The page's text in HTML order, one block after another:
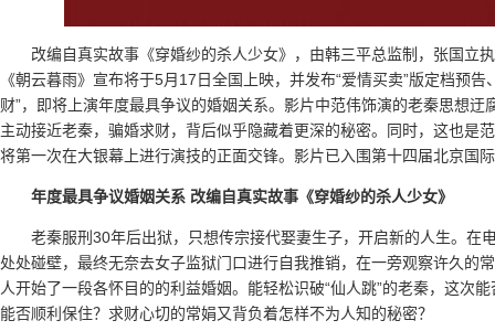
改编自真实故事《穿婚纱的杀人少女》，由韩三平总监制，张国立
《朝云暮雨》宣布将于5月17日全国上映，并发布“爱情买卖”版定档预
财”，即将上演年度最具争议的婚姻关系。影片中范伟饰演的老秦思想
主动接近老秦，骗婚求财，背后似乎隐藏着更深的秘密。同时，这也是
将第一次在大银幕上进行演技的正面交锋。影片已入围第十四届北京国
年度最具争议婚姻关系 改编自真实故事《穿婚纱的杀人少女》
老秦服刑30年后出狱，只想传宗接代娶妻生子，开启新的人生。在
处处碰壁，最终无奈去女子监狱门口进行自我推销，在一旁观察许久的
人开始了一段各怀目的的利益婚姻。能轻松识破“仙人跳”的老秦，这次
能否顺利保住？求财心切的常娟又背负着怎样不为人知的秘密？